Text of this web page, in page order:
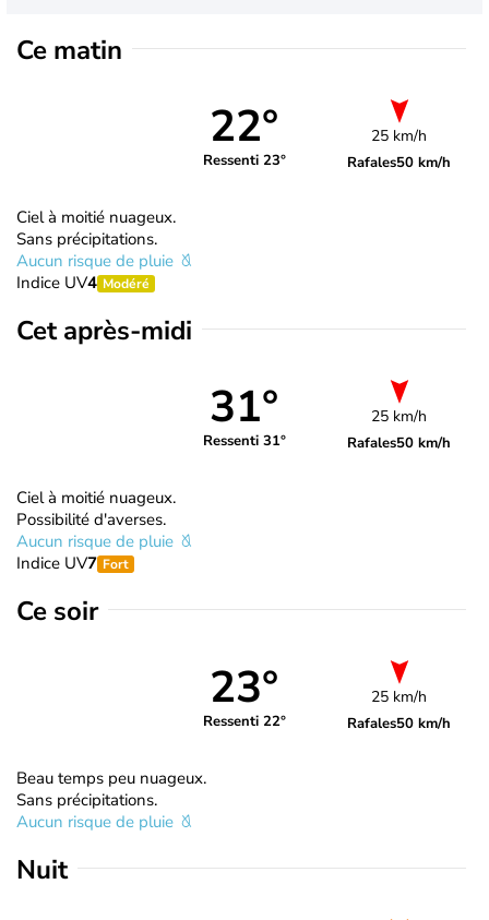
Ce matin
22°
Ressenti 23°
25 km/h
Rafales50 km/h
Ciel à moitié nuageux.
Sans précipitations.
Aucun risque de pluie
Indice UV4 Modéré
Cet après-midi
31°
Ressenti 31°
25 km/h
Rafales50 km/h
Ciel à moitié nuageux.
Possibilité d'averses.
Aucun risque de pluie
Indice UV7 Fort
Ce soir
23°
Ressenti 22°
25 km/h
Rafales50 km/h
Beau temps peu nuageux.
Sans précipitations.
Aucun risque de pluie
Nuit